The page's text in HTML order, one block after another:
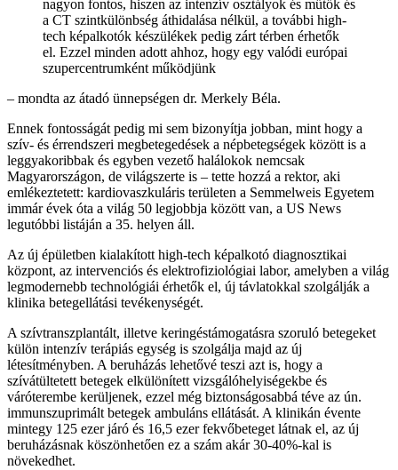
nagyon fontos, hiszen az intenzív osztályok és műtők és
a CT szintkülönbség áthidalása nélkül, a további high-
tech képalkotók készülékek pedig zárt térben érhetők
el. Ezzel minden adott ahhoz, hogy egy valódi európai
szupercentrumként működjünk
– mondta az átadó ünnepségen dr. Merkely Béla.
Ennek fontosságát pedig mi sem bizonyítja jobban, mint hogy a
szív- és érrendszeri megbetegedések a népbetegségek között is a
leggyakoribbak és egyben vezető halálokok nemcsak
Magyarországon, de világszerte is – tette hozzá a rektor, aki
emlékeztetett: kardiovaszkuláris területen a Semmelweis Egyetem
immár évek óta a világ 50 legjobbja között van, a US News
legutóbbi listáján a 35. helyen áll.
Az új épületben kialakított high-tech képalkotó diagnosztikai
központ, az intervenciós és elektrofiziológiai labor, amelyben a világ
legmodernebb technológiái érhetők el, új távlatokkal szolgálják a
klinika betegellátási tevékenységét.
A szívtranszplantált, illetve keringéstámogatásra szoruló betegeket
külön intenzív terápiás egység is szolgálja majd az új
létesítményben. A beruházás lehetővé teszi azt is, hogy a
szívátültetett betegek elkülönített vizsgálóhelyiségekbe és
váróterembe kerüljenek, ezzel még biztonságosabbá téve az ún.
immunszuprimált betegek ambuláns ellátását. A klinikán évente
mintegy 125 ezer járó és 16,5 ezer fekvőbeteget látnak el, az új
beruházásnak köszönhetően ez a szám akár 30-40%-kal is
növekedhet.